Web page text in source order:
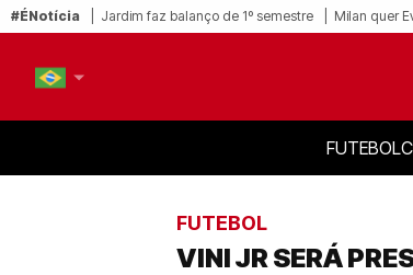
#ÉNotícia Jardim faz balanço de 1º semestre Milan quer
FUTEBOL
FUTEBOL
VINI JR SERÁ